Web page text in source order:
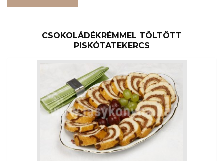
CSOKOLÁDÉKRÉMMEL TÖLTÖTT
PISKÓTATEKERCS